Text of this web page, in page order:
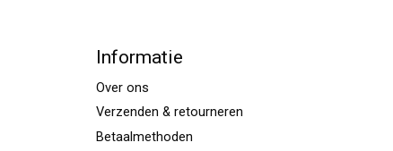
Informatie
Over ons
Verzenden & retourneren
Betaalmethoden